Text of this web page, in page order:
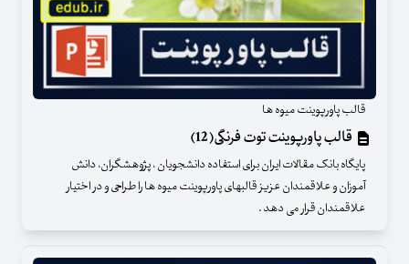
قالب پاورپوینت میوه ها
قالب پاورپوینت توت فرنگی(12)
پایگاه بانک مقالات ایران برای استفاده دانشجویان ، پژوهشگران، دانش
آموزان و علاقمندان عزیز قالبهای پاورپوینت میوه ها را طراحی و در اختیار
علاقمندان قرار می دهد .